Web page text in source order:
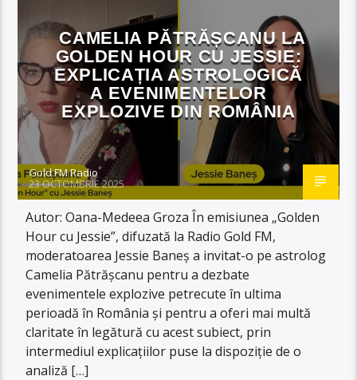
CAMELIA PĂTRĂȘCANU LA
GOLDEN HOUR CU JESSIE:
EXPLICAȚIA ASTROLOGICĂ
A EVENIMENTELOR
EXPLOZIVE DIN ROMÂNIA
Gold FM Radio
23 OCTOMBRIE 2025
Autor: Oana-Medeea Groza În emisiunea „Golden
Hour cu Jessie”, difuzată la Radio Gold FM,
moderatoarea Jessie Baneș a invitat-o pe astrolog
Camelia Pătrășcanu pentru a dezbate
evenimentele explozive petrecute în ultima
perioadă în România și pentru a oferi mai multă
claritate în legătură cu acest subiect, prin
intermediul explicațiilor puse la dispoziție de o
analiză […]